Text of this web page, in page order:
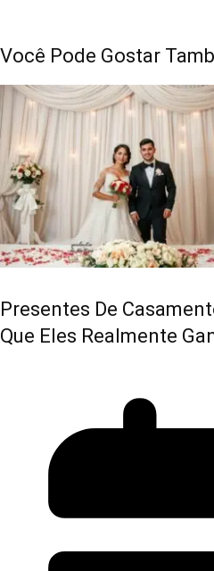
Você Pode Gostar
Presentes De
Que Eles Realmente